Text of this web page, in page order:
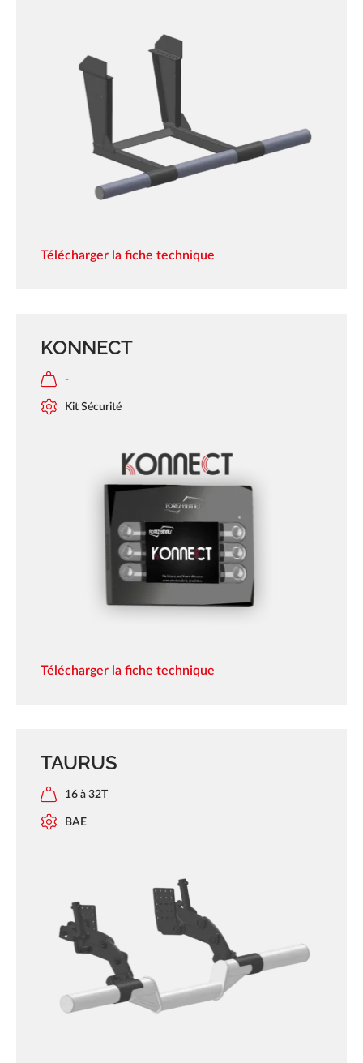
Télécharger la fiche technique
KONNECT
-
Kit Sécurité
Télécharger la fiche technique
TAURUS
16 à 32T
BAE